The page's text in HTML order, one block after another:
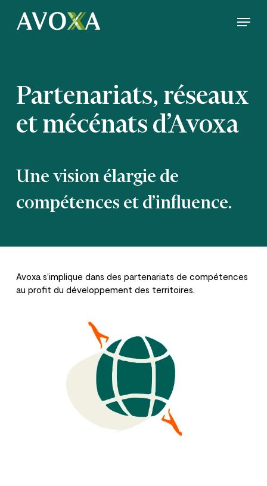
Menu
Partenariats, réseaux
et mécénats d’Avoxa
Une vision élargie de
compétences et d’influence.
Avoxa s’implique dans des partenariats de compétences
au profit du développement des territoires.